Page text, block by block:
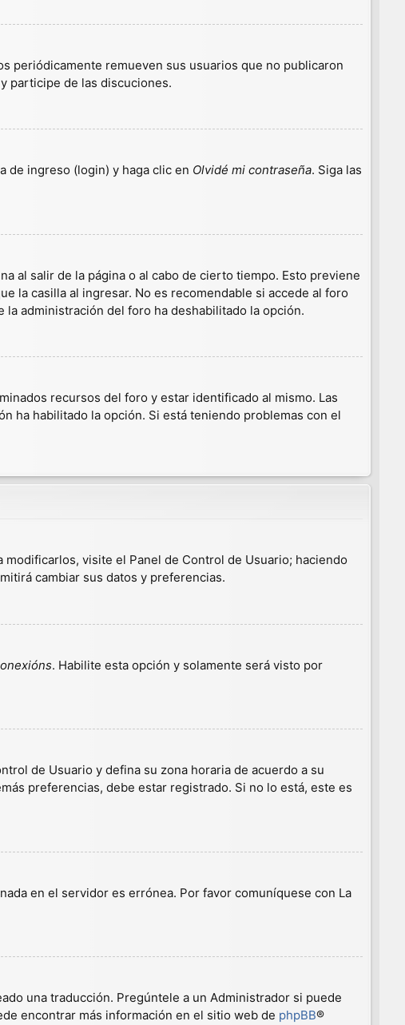
periódicamente remueven sus usuarios que no publicaron
participe de las discuciones.
de ingreso (login) y haga clic en Olvidé mi contraseña. Siga las
al salir de la página o al cabo de cierto tiempo. Esto previene
la casilla al ingresar. No es recomendable si accede al foro
administración del foro ha deshabilitado la opción.
recursos del foro y estar identificado al mismo. Las
ha habilitado la opción. Si está teniendo problemas con el
visite el Panel de Control de Usuario; haciendo
cambiar sus datos y preferencias.
. Habilite esta opción y solamente será visto por
de Usuario y defina su zona horaria de acuerdo a su
preferencias, debe estar registrado. Si no lo está, este es
en el servidor es errónea. Por favor comuníquese con La
una traducción. Pregúntele a un Administrador si puede
encontrar más información en el sitio web de phpBB®